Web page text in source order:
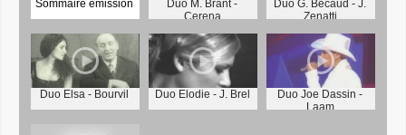
Sommaire émission
Duo M. Brant -
Cerena
Duo G. Becaud - J.
Zenatti
Duo Elsa - Bourvil Duo Elodie - J. Brel
Duo Joe Dassin -
Laam